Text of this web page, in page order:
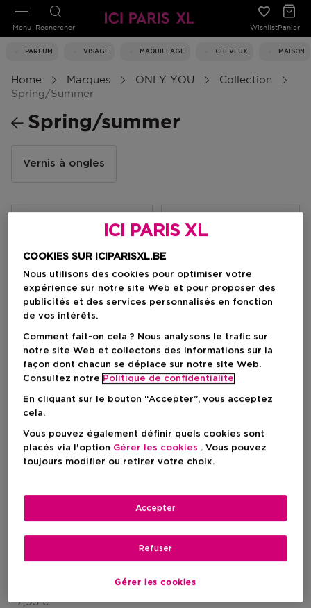
Rechercher WishlistPanier
PARFUM VISAGE MAQUILLAGE CHEVEUX MAISON
Menu
Home Marques ONLY YOU
Collection
Spring/summer
Spring/summer
Vernis à ongles
-50%
Exclusif
ONLY YOU
Uv Gel Nail Polish
Prix du produit
7,95 €
ICI PARIS XL
COOKIES SUR ICIPARISXL.BE
Nous utilisons des cookies pour optimiser votre
expérience sur notre site Web et pour proposer des
publicités et des services personnalisés en fonction
de vos intérêts.
Comment fait-on cela ? Nous analysons le trafic sur
notre site Web et collectons des informations sur la
façon dont chacun se déplace sur notre site Web.
Consultez notre Politique de confidentialite
En cliquant sur le bouton “Accepter”, vous acceptez
cela.
Vous pouvez également définir quels cookies sont
placés via l'option Gérer les cookies . Vous pouvez
toujours modifier ou retirer votre choix.
Gérer les cookies
Refuser
Accepter